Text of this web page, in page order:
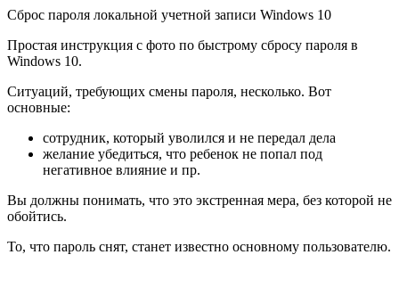
Сброс пароля локальной учетной записи Windows 10
Простая инструкция с фото по быстрому сбросу пароля в
Windows 10.
Ситуаций, требующих смены пароля, несколько. Вот
основные:
сотрудник, который уволился и не передал дела
желание убедиться, что ребенок не попал под
негативное влияние и пр.
Вы должны понимать, что это экстренная мера, без которой не
обойтись.
То, что пароль снят, станет известно основному пользователю.